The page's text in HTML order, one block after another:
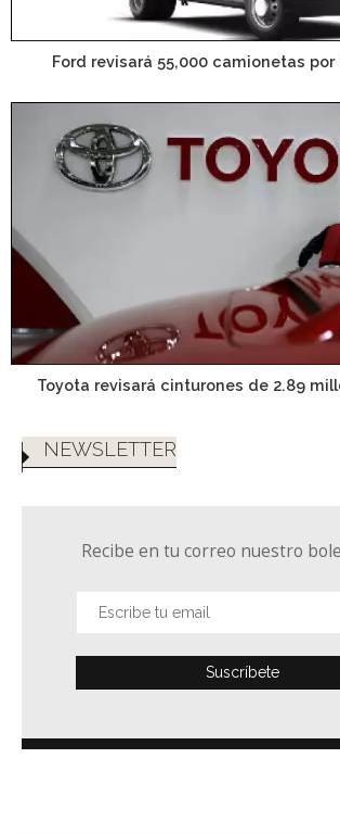
Ford revisará 55,000 camionetas por
Toyota revisará cinturones de 2.89
NEWSLETTER
Recibe en tu correo nuestro